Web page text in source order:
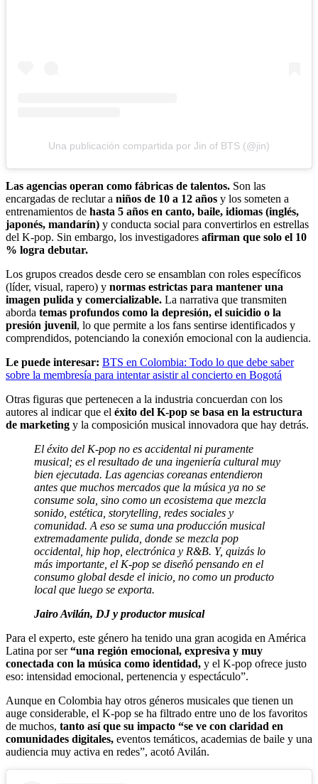
Una publicación compartida por Jin of BTS (@jin)
Las agencias operan como fábricas de talentos. Son las
encargadas de reclutar a niños de 10 a 12 años y los someten a
entrenamientos de hasta 5 años en canto, baile, idiomas (inglés,
japonés, mandarín) y conducta social para convertirlos en estrellas
del K-pop. Sin embargo, los investigadores afirman que solo el 10
% logra debutar.
Los grupos creados desde cero se ensamblan con roles específicos
(líder, visual, rapero) y normas estrictas para mantener una
imagen pulida y comercializable. La narrativa que transmiten
aborda temas profundos como la depresión, el suicidio o la
presión juvenil, lo que permite a los fans sentirse identificados y
comprendidos, potenciando la conexión emocional con la audiencia.
Le puede interesar: BTS en Colombia: Todo lo que debe saber
sobre la membresía para intentar asistir al concierto en Bogotá
Otras figuras que pertenecen a la industria concuerdan con los
autores al indicar que el éxito del K-pop se basa en la estructura
de marketing y la composición musical innovadora que hay detrás.
El éxito del K-pop no es accidental ni puramente
musical; es el resultado de una ingeniería cultural muy
bien ejecutada. Las agencias coreanas entendieron
antes que muchos mercados que la música ya no se
consume sola, sino como un ecosistema que mezcla
sonido, estética, storytelling, redes sociales y
comunidad. A eso se suma una producción musical
extremadamente pulida, donde se mezcla pop
occidental, hip hop, electrónica y R&B. Y, quizás lo
más importante, el K-pop se diseñó pensando en el
consumo global desde el inicio, no como un producto
local que luego se exporta.
Jairo Avilán, DJ y productor musical
Para el experto, este género ha tenido una gran acogida en América
Latina por ser“una región emocional, expresiva y muy
conectada con la música como identidad, y el K-pop ofrece justo
eso: intensidad emocional, pertenencia y espectáculo”.
Aunque en Colombia hay otros géneros musicales que tienen un
auge considerable, el K-pop se ha filtrado entre uno de los favoritos
de muchos, tanto así que su impacto “se ve con claridad en
comunidades digitales, eventos temáticos, academias de baile y una
audiencia muy activa en redes”, acotó Avilán.